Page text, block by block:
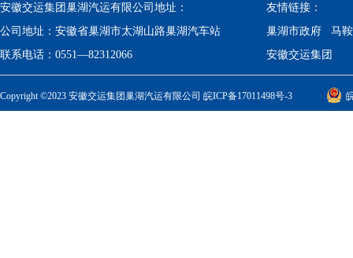
安徽交运集团巢湖汽运有限公司地址：
公司地址： 安徽省巢湖市太湖山路巢湖汽车站
联系电话： 0551—82312066
友情链接：
巢湖市政府
马
安徽交运集团
Copyright ©2023 安徽交运集团巢湖汽运有限公司 皖ICP备17011498号-3